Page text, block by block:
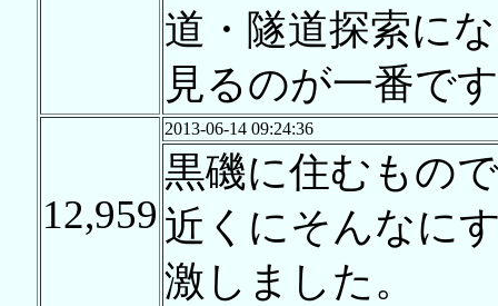
道・隧道探索に
見るのが一番で
12,959
2013-06-14 09:24:36
黒磯に住むもの
近くにそんなに
激しました。